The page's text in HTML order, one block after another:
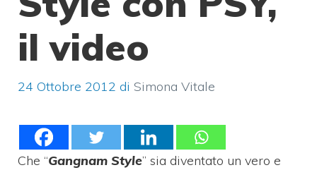
il video
24 Ottobre 2012 di Simona Vitale
Che “Gangnam Style” sia diventato un vero e